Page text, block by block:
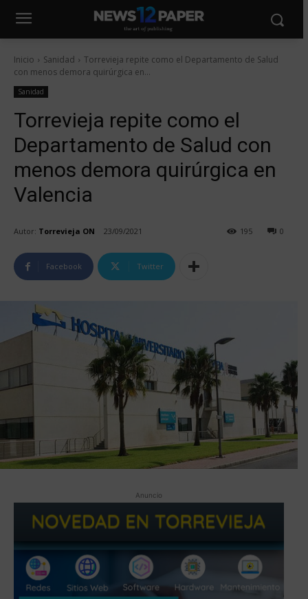
Inicio Sanidad
Torrevieja repite como el Departamento de Salud
con menos demora quirúrgica en...
Sanidad
Torrevieja repite como el
Departamento de Salud con
menos demora quirúrgica en
Valencia
Autor: Torrevieja ON 23/09/2021 0
195
Facebook Twitter
Anuncio